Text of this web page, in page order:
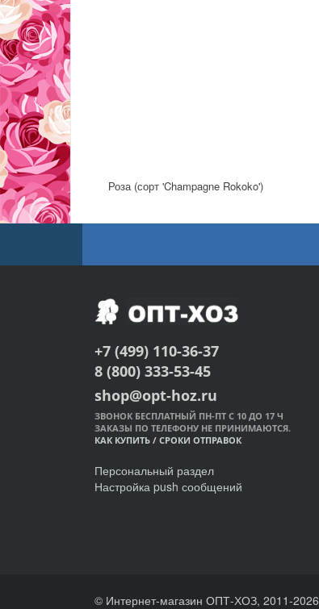
Роза (сорт 'Champagne Rokoko')
+7 (499) 110-36-37
8 (800) 333-53-45
shop@opt-hoz.ru
ЗВОНОК БЕСПЛАТНЫЙ ПН-ПТ С 10 ДО 17 Ч
ЗАКАЗЫ ПО ТЕЛЕФОНУ НЕ ПРИНИМАЮТСЯ.
КАК КУПИТЬ / СРОКИ ОТПРАВОК
Персональный раздел
Настройка push сообщений
© Интернет-магазин ОПТ-ХОЗ, 2011-2026